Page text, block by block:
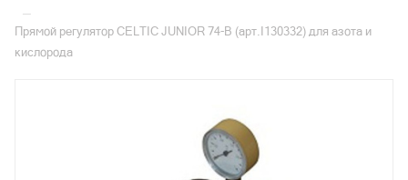
—
Прямой регулятор CELTIC JUNIOR 74-B (арт.I130332) для азота и
кислорода